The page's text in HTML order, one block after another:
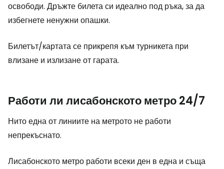
освободи. Дръжте билета си идеално под ръка, за да
избегнете ненужни опашки.
Билетът/картата се прикрепя към турникета при
влизане и излизане от гарата.
Работи ли лисабонското метро 24/7
Нито една от линиите на метрото не работи
непрекъснато.
Лисабонското метро работи всеки ден в една и съща